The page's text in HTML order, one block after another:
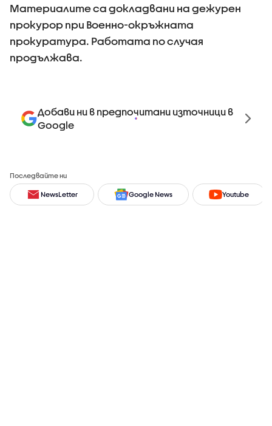
Материалите са докладвани на дежурен
прокурор при Военно-окръжната
прокуратура. Работата по случая
продължава.
Добави ни в предпочитани източници в
Google
Последвайте ни
NewsLetter Google News Youtube